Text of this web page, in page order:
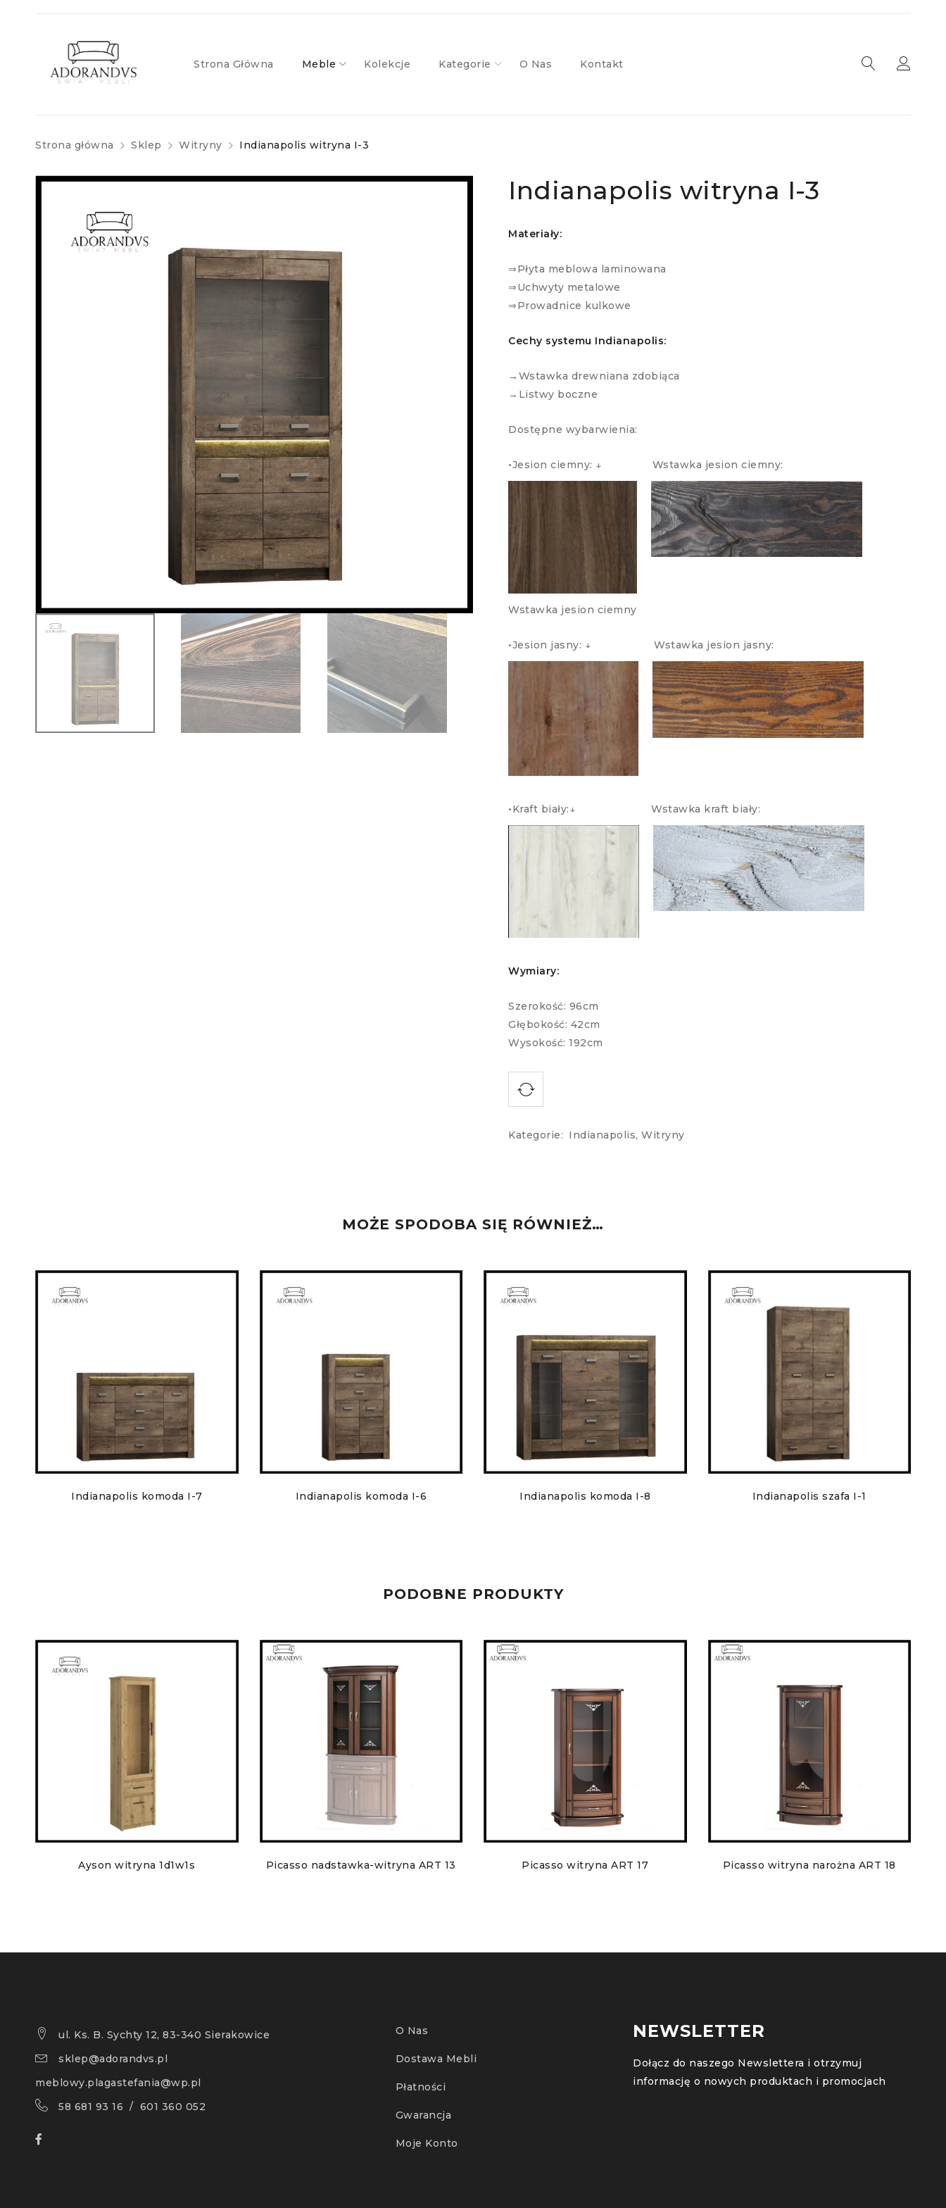
Strona Główna Meble Kolekcje Kategorie O Nas Kontakt
Strona główna Sklep Witryny Indianapolis witryna I-3
Indianapolis witryna I-3
Materiały:
⇒Płyta meblowa laminowana
⇒Uchwyty metalowe
⇒Prowadnice kulkowe
Cechy systemu Indianapolis:
→Wstawka drewniana zdobiąca
→Listwy boczne
Dostępne wybarwienia:
•Jesion ciemny: ↓ Wstawka jesion ciemny:
Wstawka jesion ciemny
•Jesion jasny: ↓ Wstawka jesion jasny:
•Kraft biały:↓ Wstawka kraft biały:
Wymiary:
Szerokość: 96cm
Głębokość: 42cm
Wysokość: 192cm
Kategorie: Indianapolis, Witryny
MOŻE SPODOBA SIĘ RÓWNIEŻ…
Indianapolis komoda I-7 Indianapolis komoda I-6 Indianapolis komoda I-8 Indianapolis szafa I-1
PODOBNE PRODUKTY
Ayson witryna 1d1w1s Picasso nadstawka-witryna ART 13 Picasso witryna ART 17 Picasso witryna narożna ART 18
ul. Ks. B. Sychty 12, 83-340 Sierakowice
sklep@adorandvs.pl
meblowy.plagastefania@wp.pl
58 681 93 16 / 601 360 052
O Nas
Dostawa Mebli
Płatności
Gwarancja
Moje Konto
NEWSLETTER
Dołącz do naszego Newslettera i otrzymuj
informację o nowych produktach i promocjach